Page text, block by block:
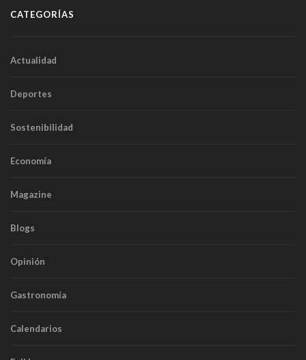
CATEGORÍAS
Actualidad
Deportes
Sostenibilidad
Economía
Magazine
Blogs
Opinión
Gastronomía
Calendarios